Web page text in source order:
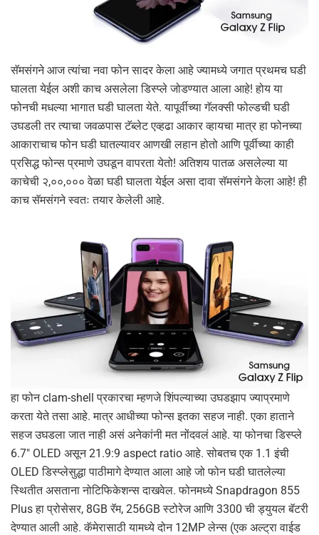
सॅमसंगने आज त्यांचा नवा फोन सादर केला आहे ज्यामध्ये जगात प्रथमच घडी
घालता येईल अशी काच असलेला डिस्प्ले जोडण्यात आला आहे! होय या
फोनची मधल्या भागात घडी घालता येते. यापूर्वीच्या गॅलक्सी फोल्डची घडी
उघडली तर त्याचा जवळपास टॅब्लेट एव्हढा आकार व्हायचा मात्र हा फोनच्या
आकाराचाच फोन घडी घातल्यावर आणखी लहान होतो आणि पूर्वीच्या काही
प्रसिद्ध फोन्स प्रमाणे उघडून वापरता येतो! अतिशय पातळ असलेल्या या
काचेची २,००,००० वेळा घडी घालता येईल असा दावा सॅमसंगने केला आहे! ही
काच सॅमसंगने स्वतः तयार केलेली आहे.
हा फोन clam-shell प्रकारचा म्हणजे शिंपल्याच्या उघडझाप ज्याप्रमाणे
करता येते तसा आहे. मात्र आधीच्या फोन्स इतका सहज नाही. एका हाताने
सहज उघडला जात नाही असं अनेकांनी मत नोंदवलं आहे. या फोनचा डिस्प्ले
6.7″ OLED असून 21.9:9 aspect ratio आहे. सोबतच एक 1.1 इंची
OLED डिस्प्लेसुद्धा पाठीमागे देण्यात आला आहे जो फोन घडी घातलेल्या
स्थितीत असताना नोटिफिकेशन्स दाखवेल. फोनमध्ये Snapdragon 855
Plus हा प्रोसेसर, 8GB रॅम, 256GB स्टोरेज आणि 3300 ची ड्युयल बॅटरी
देण्यात आली आहे. कॅमेरासाठी यामध्ये दोन 12MP लेन्स (एक अल्ट्रा वाईड